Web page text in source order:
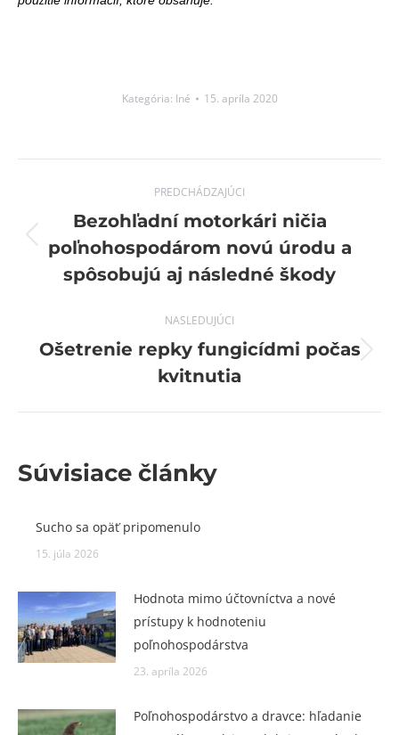
Kategória: Iné 15. apríla 2020
navigation
PREDCHÁDZAJÚCI
Previous
post:
Bezohľadní motorkári ničia
poľnohospodárom novú úrodu a
spôsobujú aj následné škody
NASLEDUJÚCI
Next
post:
Ošetrenie repky fungicídmi počas
kvitnutia
Súvisiace články
Sucho sa opäť pripomenulo
15. júla 2026
Hodnota mimo účtovníctva a nové
prístupy k hodnoteniu
poľnohospodárstva
23. apríla 2026
Poľnohospodárstvo a dravce: hľadanie